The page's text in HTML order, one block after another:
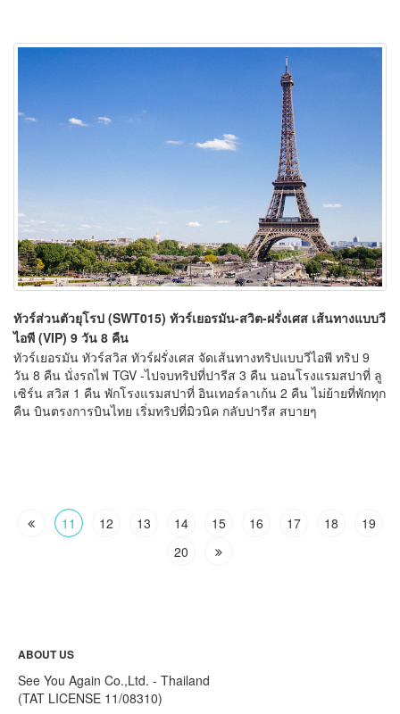
ทัวร์ส่วนตัวยุโรป (SWT015) ทัวร์เยอรมัน-สวิต-ฝรั่งเศส เส้นทางแบบวี
ไอพี (VIP) 9 วัน 8 คืน
ทัวร์เยอรมัน ทัวร์สวิส ทัวร์ฝรั่งเศส จัดเส้นทางทริปแบบวีไอพี ทริป 9
วัน 8 คืน นั่งรถไฟ TGV -ไปจบทริปที่ปารีส 3 คืน นอนโรงแรมสปาที่ ลู
เซิร์น สวิส 1 คืน พักโรงแรมสปาที่ อินเทอร์ลาเก้น 2 คืน ไม่ย้ายที่พักทุก
คืน บินตรงการบินไทย เริ่มทริปที่มิวนิค กลับปารีส สบายๆ
11 12 13 14 15 16 17 18
19
20
ABOUT US
See You Again Co.,Ltd. - Thailand
(TAT LICENSE 11/08310)